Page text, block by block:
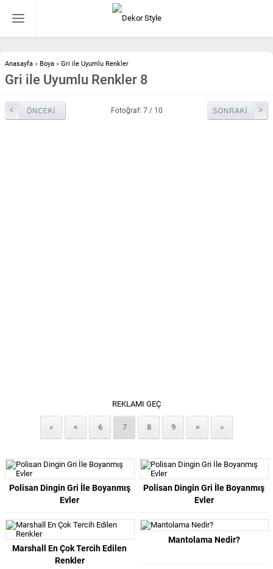
Anasayfa » Boya » Gri ile Uyumlu Renkler
Gri ile Uyumlu Renkler 8
Fotoğraf: 7 / 10
REKLAMI GEÇ
« < 6 7 8 9 > »
Polisan Dingin Gri İle Boyanmış
Evler
Polisan Dingin Gri İle Boyanmış
Evler
Marshall En Çok Tercih Edilen
Renkler
Mantolama Nedir?